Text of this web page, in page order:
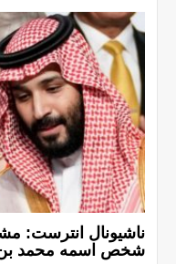
ناشيونال انترست:
شخص اسمه محمد